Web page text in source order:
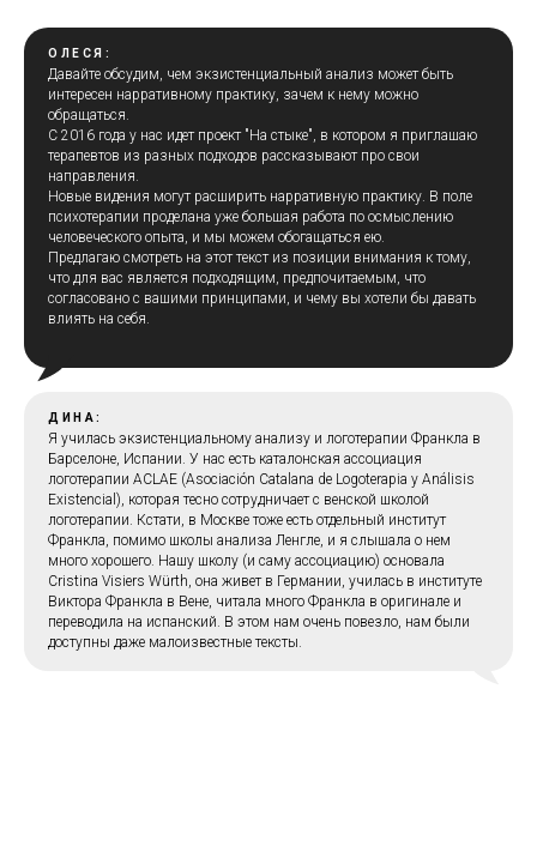
ОЛЕСЯ:
Давайте обсудим, чем экзистенциальный анализ может быть
интересен нарративному практику, зачем к нему можно
обращаться.
С 2016 года у нас идет проект "На стыке", в котором я приглашаю
терапевтов из разных подходов рассказывают про свои
направления.
Новые видения могут расширить нарративную практику. В поле
психотерапии проделана уже большая работа по осмыслению
человеческого опыта, и мы можем обогащаться ею.
Предлагаю смотреть на этот текст из позиции внимания к тому,
что для вас является подходящим, предпочитаемым, что
согласовано с вашими принципами, и чему вы хотели бы давать
влиять на себя.
ДИНА:
Я училась экзистенциальному анализу и логотерапии Франкла в
Барселоне, Испании. У нас есть каталонская ассоциация
логотерапии ACLAE (Asociación Catalana de Logoterapia y Análisis
Existencial), которая тесно сотрудничает с венской школой
логотерапии. Кстати, в Москве тоже есть отдельный институт
Франкла, помимо школы анализа Ленгле, и я слышала о нем
много хорошего. Нашу школу (и саму ассоциацию) основала
Cristina Visiers Würth, она живет в Германии, училась в институте
Виктора Франкла в Вене, читала много Франкла в оригинале и
переводила на испанский. В этом нам очень повезло, нам были
доступны даже малоизвестные тексты.